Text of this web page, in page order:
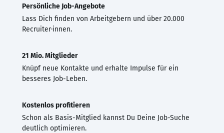
Persönliche Job-Angebote
Lass Dich finden von Arbeitgebern und über 20.000
Recruiter·innen.
21 Mio. Mitglieder
Knüpf neue Kontakte und erhalte Impulse für ein
besseres Job-Leben.
Kostenlos profitieren
Schon als Basis-Mitglied kannst Du Deine Job-Suche
deutlich optimieren.